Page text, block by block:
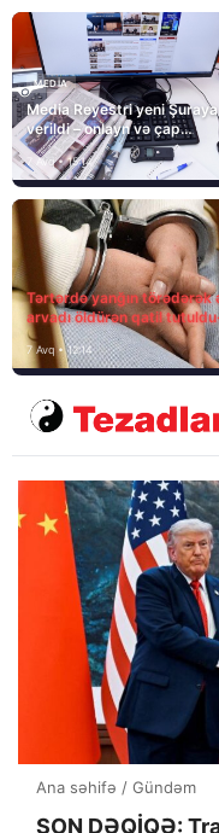
MEDİA
Media Reyestri yeni Şuraya
verildi – onlayn və çap
mediasını nə gözləyir?
7 Avq • 15:14
Tərtərdə yanğın törədərək
arvadı öldürən qatil
SON DƏQİQƏ
7 Avq • 12:14
Ana səhifə / Gündəm
SON DƏQİQƏ: